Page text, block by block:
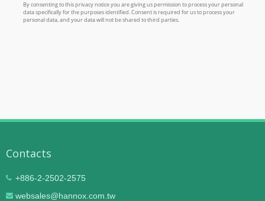
Contacts
+886-2-2502-2575
websales@hannox.com.tw